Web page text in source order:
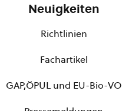
Neuigkeiten
Richtlinien
Fachartikel
GAP,ÖPUL und EU-Bio-VO